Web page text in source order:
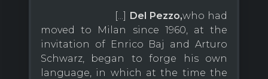
[...] Del Pezzo,who had
moved to Milan since 1960, at the
invitation of Enrico Baj and Arturo
Schwarz, began to forge his own
language, in which at the time the